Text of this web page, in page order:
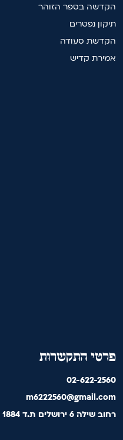
הקדשה בספר הזוהר
תיקון נפטרים
הקדשת סעודה
אמירת קדיש
פרטי התקשרות
02-622-2560
m6222560@gmail.com
רחוב שילה 6 ירושלים ת.ד 1884